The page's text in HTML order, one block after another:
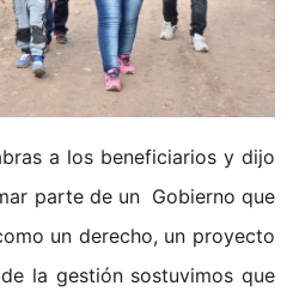
a los beneficiarios y dijo
parte de un Gobierno que
un derecho, un proyecto
la gestión sostuvimos que